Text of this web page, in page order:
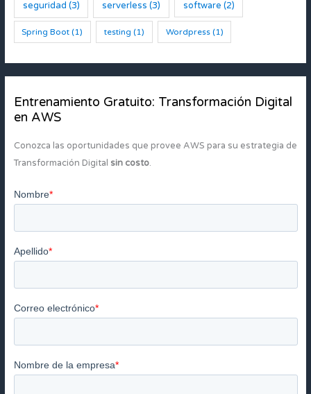
seguridad (3) serverless (3) software (2)
Spring Boot (1) testing (1) Wordpress(1)
Entrenamiento Gratuito: Transformación Digital
en AWS
Conozca las oportunidades que provee AWS para su estrategia de
Transformación Digital sin costo.